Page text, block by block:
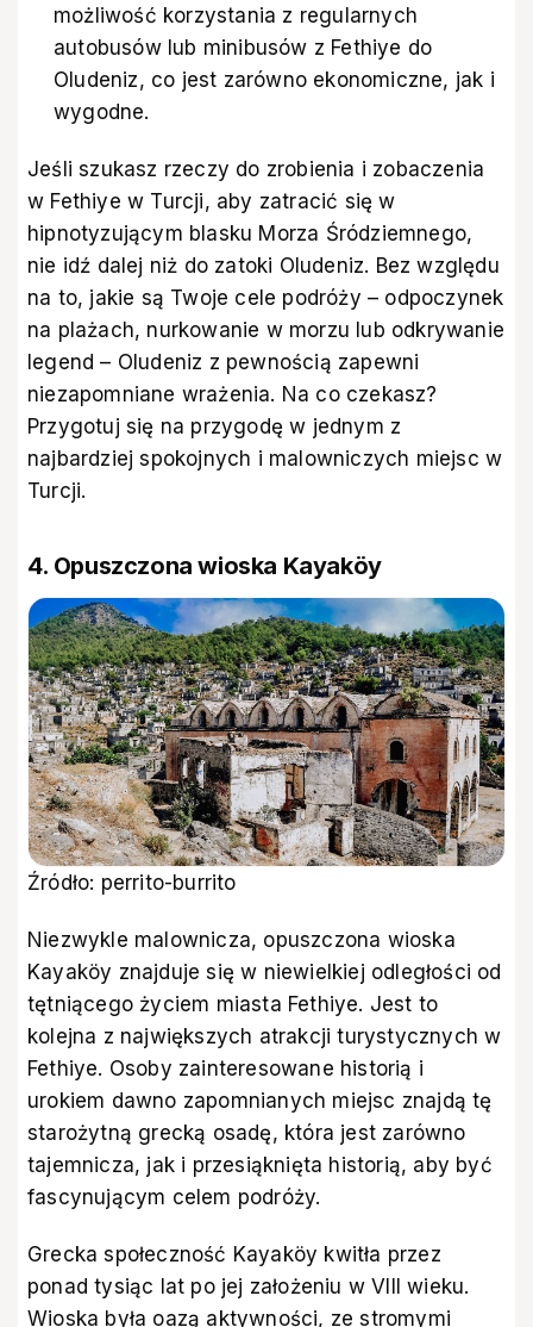
możliwość korzystania z regularnych
autobusów lub minibusów z Fethiye do
Oludeniz, co jest zarówno ekonomiczne, jak i
wygodne.
Jeśli szukasz rzeczy do zrobienia i zobaczenia
w Fethiye w Turcji, aby zatracić się w
hipnotyzującym blasku Morza Śródziemnego,
nie idź dalej niż do zatoki Oludeniz. Bez względu
na to, jakie są Twoje cele podróży – odpoczynek
na plażach, nurkowanie w morzu lub odkrywanie
legend – Oludeniz z pewnością zapewni
niezapomniane wrażenia. Na co czekasz?
Przygotuj się na przygodę w jednym z
najbardziej spokojnych i malowniczych miejsc w
Turcji.
4. Opuszczona wioska Kayaköy
Źródło: perrito-burrito
Niezwykle malownicza, opuszczona wioska
Kayaköy znajduje się w niewielkiej odległości od
tętniącego życiem miasta Fethiye. Jest to
kolejna z największych atrakcji turystycznych w
Fethiye. Osoby zainteresowane historią i
urokiem dawno zapomnianych miejsc znajdą tę
starożytną grecką osadę, która jest zarówno
tajemnicza, jak i przesiąknięta historią, aby być
fascynującym celem podróży.
Grecka społeczność Kayaköy kwitła przez
ponad tysiąc lat po jej założeniu w VIII wieku.
Wioska była oazą aktywności, ze stromymi